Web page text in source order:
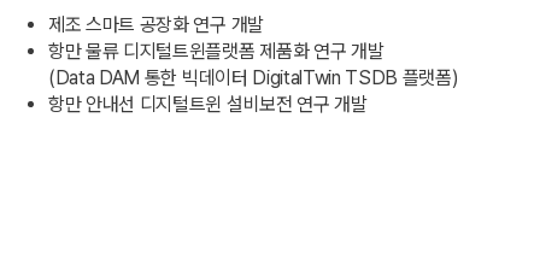
제조 스마트 공장화 연구 개발
항만 물류 디지털트윈플랫폼 제품화 연구 개발
(Data DAM 통한 빅데이터 DigitalTwin TSDB 플랫폼)
항만 안내선 디지털트윈 설비보전 연구 개발